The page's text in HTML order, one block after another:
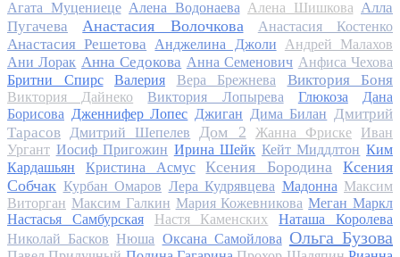
Агата Муцениеце Алена Водонаева Алена Шишкова Алла
Пугачева
Анастасия Волочкова Анастасия Костенко
Анастасия Решетова Анджелина Джоли Андрей Малахов
Ани Лорак Анна Седокова Анна Семенович Анфиса Чехова
Бритни Спирс
Валерия Вера Брежнева Виктория Боня
Виктория Дайнеко Виктория Лопырева Глюкоза
Дана
Борисова Дженнифер Лопес Джиган Дима Билан Дмитрий
Тарасов Дмитрий Шепелев Дом 2 Жанна Фриске
Иван
Ургант Иосиф Пригожин Ирина Шейк Кейт Миддлтон Ким
Кардашьян
Кристина Асмус Ксения Бородина
Ксения
Собчак Курбан Омаров Лера Кудрявцева Мадонна Максим
Виторган Максим Галкин Мария Кожевникова Меган Маркл
Настасья Самбурская
Настя Каменских
Наташа Королева
Николай Басков Нюша Оксана Самойлова Ольга Бузова